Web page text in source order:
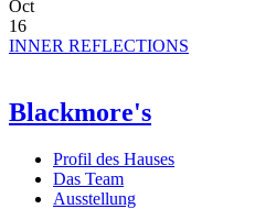
Oct
16
INNER REFLECTIONS
Blackmore's
Profil des Hauses
Das Team
Ausstellung